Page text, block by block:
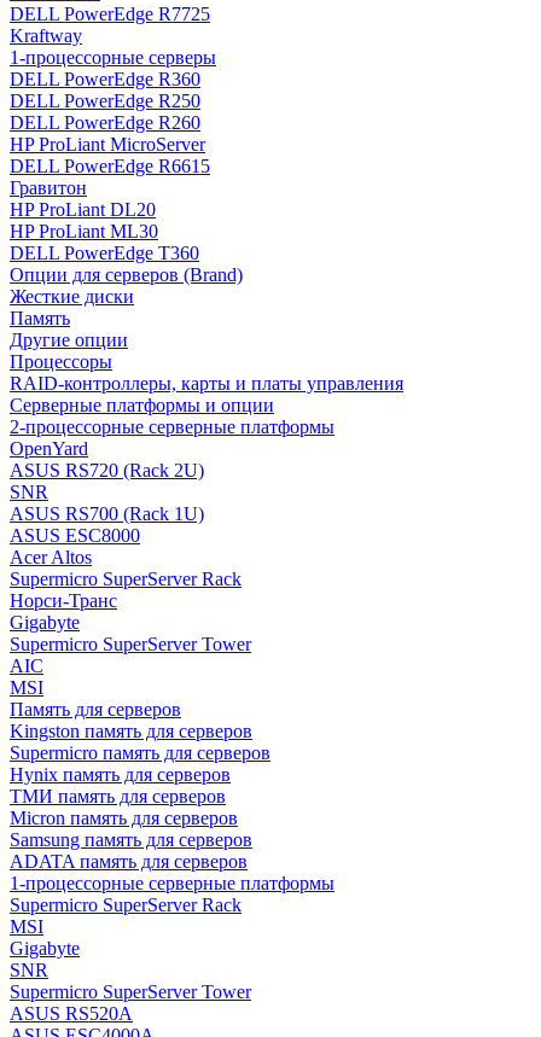
DELL PowerEdge R7725
Kraftway
1-процессорные серверы
DELL PowerEdge R360
DELL PowerEdge R250
DELL PowerEdge R260
HP ProLiant MicroServer
DELL PowerEdge R6615
Гравитон
HP ProLiant DL20
HP ProLiant ML30
DELL PowerEdge T360
Опции для серверов (Brand)
Жесткие диски
Память
Другие опции
Процессоры
RAID-контроллеры, карты и платы управления
Серверные платформы и опции
2-процессорные серверные платформы
OpenYard
ASUS RS720 (Rack 2U)
SNR
ASUS RS700 (Rack 1U)
ASUS ESC8000
Acer Altos
Supermicro SuperServer Rack
Норси-Транс
Gigabyte
Supermicro SuperServer Tower
AIC
MSI
Память для серверов
Kingston память для серверов
Supermicro память для серверов
Hynix память для серверов
ТМИ память для серверов
Micron память для серверов
Samsung память для серверов
ADATA память для серверов
1-процессорные серверные платформы
Supermicro SuperServer Rack
MSI
Gigabyte
SNR
Supermicro SuperServer Tower
ASUS RS520A